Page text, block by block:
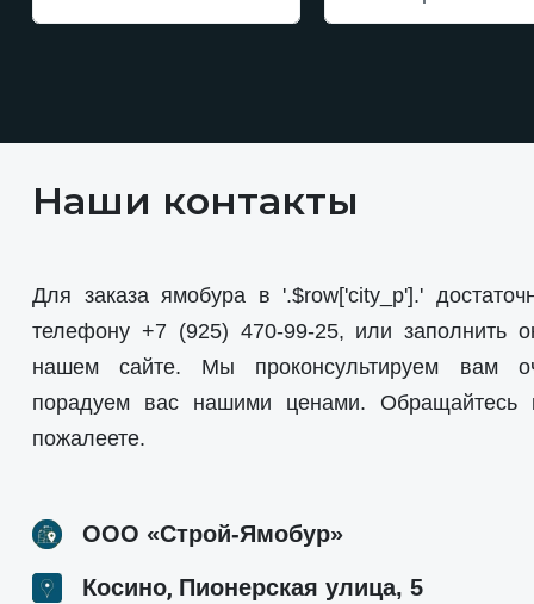
Наши контакты
Для заказа ямобура в '.$row['city_p'].'
телефону +7 (925) 470-99-25, или заполнить
нашем сайте. Мы проконсультируем вам
порадуем вас нашими ценами.
пожалеете.
ООО «Строй-Ямобур»
Косино, Пионерская улица, 5